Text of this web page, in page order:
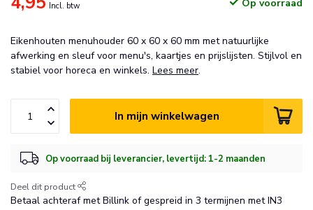
Incl. btw Op voorraad
Eikenhouten menuhouder 60 x 60 x 60 mm met natuurlijke
afwerking en sleuf voor menu's, kaartjes en prijslijsten. Stijlvol en
stabiel voor horeca en winkels. Lees meer.
In mijn winkelwagen
Op voorraad bij leverancier, levertijd: 1-2 maanden
Deel dit product
Betaal achteraf met Billink of gespreid in 3 termijnen met IN3